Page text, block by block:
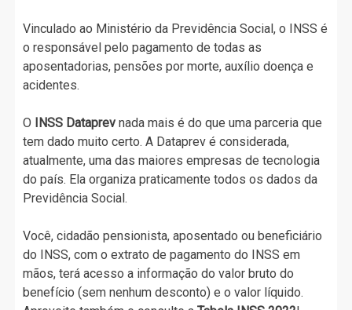
Vinculado ao Ministério da Previdência Social, o INSS é
o responsável pelo pagamento de todas as
aposentadorias, pensões por morte, auxílio doença e
acidentes.
O INSS Dataprevnada mais é do que uma parceria que
tem dado muito certo. A Dataprev é considerada,
atualmente, uma das maiores empresas de tecnologia
do país. Ela organiza praticamente todos os dados da
Previdência Social.
Você, cidadão pensionista, aposentado ou beneficiário
do INSS, com o extrato de pagamento do INSS em
mãos, terá acesso a informação do valor bruto do
benefício (sem nenhum desconto) e o valor líquido.